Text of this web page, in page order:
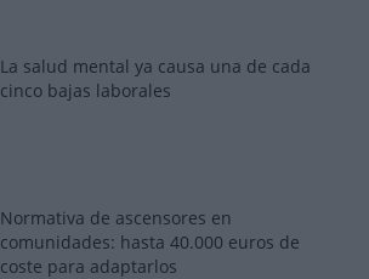
La salud mental ya causa una de cada
cinco bajas laborales
Normativa de ascensores en
comunidades: hasta 40.000 euros de
coste para adaptarlos